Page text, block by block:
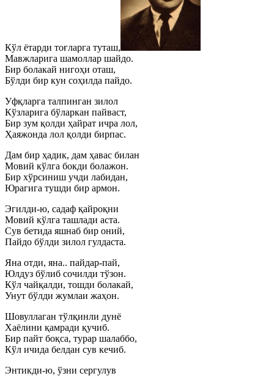
Кўл ётарди тоғларга туташ,
Мавжларига шамоллар шайдо.
Бир болакай нигоҳи оташ,
Бўлди бир кун соҳилда пайдо.
Уфқларга талпинган зилол
Кўзларига бўларкан пайваст,
Бир зум қолди ҳайрат ичра лол,
Ҳаяжонда лол қолди бирпас.
Дам бир ҳадик, дам ҳавас билан
Мовий кўлга бокди болажон.
Бир хўрсиниш учди лабидан,
Юрагига тушди бир армон.
Эгилди-ю, садаф қайроқни
Мовий кўлга ташлади аста.
Сув бетида яшнаб бир оний,
Пайдо бўлди зилол гулдаста.
Яна отди, яна.. пайдар-пай,
Юлдуз бўлиб сочилди тўзон.
Кўл чайқалди, тошди болакай,
Унут бўлди жумлаи жаҳон.
Шовуллаган тўлқинли дунё
Хаёлини қамради қучиб.
Бир пайт боқса, турар шалаббо,
Кўл ичида белдан сув кечиб.
Энтикди-ю, ўзни сергулув